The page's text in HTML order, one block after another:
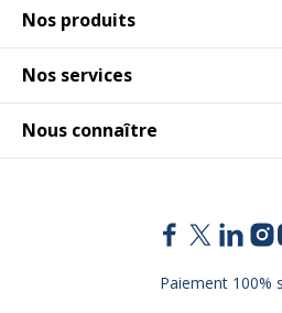
Nos produits
Nos services
Nous connaître
Paiement 100%